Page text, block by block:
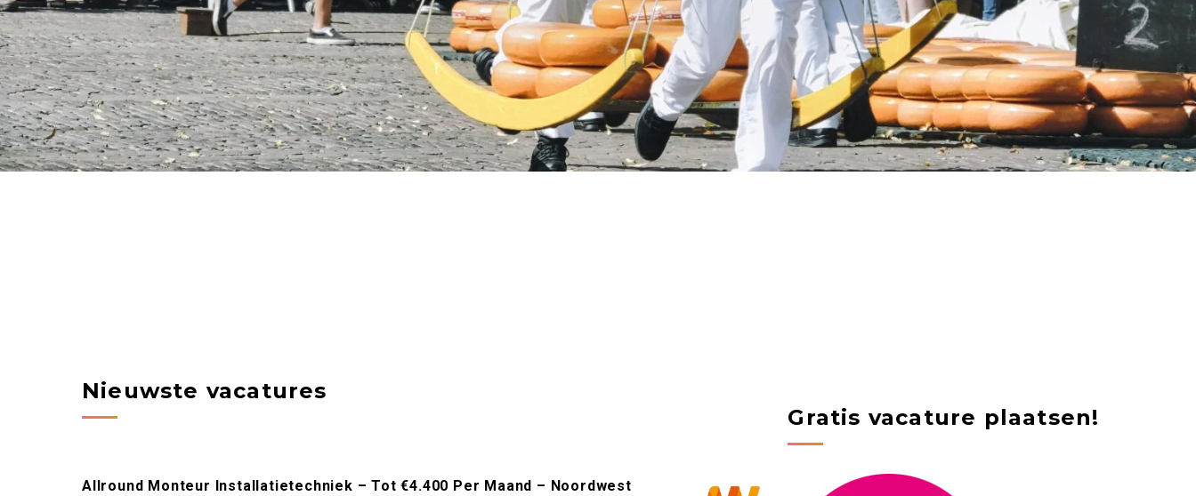
Nieuwste vacatures
Allround Monteur Installatietechniek – Tot €4.400 Per Maand – Noordwest
Gratis vacature plaatsen!